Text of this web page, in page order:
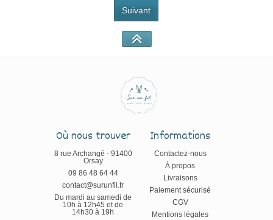
Suivant
Où nous trouver
8 rue Archangé - 91400
Orsay
09 86 48 64 44
contact@surunfil.fr
Du mardi au samedi de
10h à 12h45 et de
14h30 à 19h
Informations
Contactez-nous
À propos
Livraisons
Paiement sécurisé
CGV
Mentions légales